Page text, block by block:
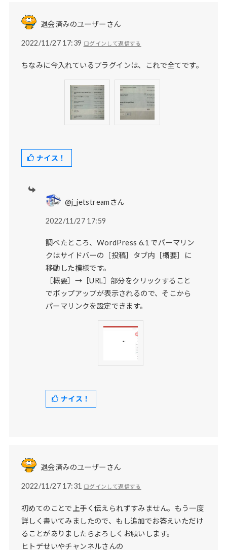
退会済みのユーザーさん
2022/11/27 17:39 ログインして返信する
ちなみに今入れているプラグインは、これで全てです。
ナイス！
@j_jetstreamさん
2022/11/27 17:59
調べたところ、WordPress 6.1 でパーマリン
クはサイドバーの［投稿］タブ内［概要］に
移動した模様です。
［概要］→［URL］部分をクリックすること
でポップアップが表示されるので、そこから
パーマリンクを設定できます。
ナイス！
退会済みのユーザーさん
2022/11/27 17:31 ログインして返信する
初めてのことで上手く伝えられずすみません。もう一度
詳しく書いてみましたので、もし追加でお答えいただけ
ることがありましたらよろしくお願いします。
ヒトデせいやチャンネルさんの